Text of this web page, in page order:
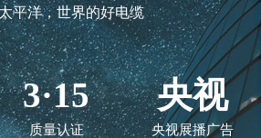
平洋，世界的好电缆
3·15
质量认证
央视
央视展播广告